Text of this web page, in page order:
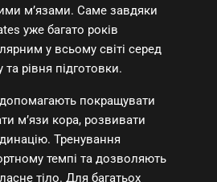
м’язами. Саме завдяки
уже багато років
у всьому світі серед
рівня підготовки.
допомагають покращувати
м’язи кора, розвивати
Тренування
темпі та дозволяють
тіло. Для багатьох